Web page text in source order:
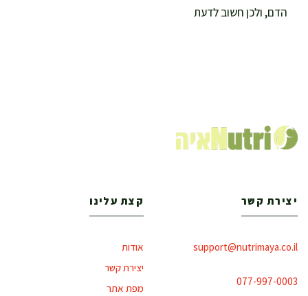
הדם, ולכן חשוב לדעת
יצירת קשר
support@nutrimaya.co.il
077-997-0003
קצת עלינו
אודות
יצירת קשר
מפת אתר